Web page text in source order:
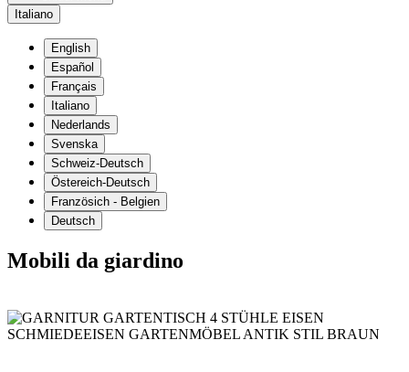
Italiano
English
Español
Français
Italiano
Nederlands
Svenska
Schweiz-Deutsch
Östereich-Deutsch
Französich - Belgien
Deutsch
Mobili da giardino